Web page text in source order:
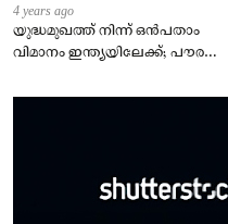
4 years ago
യുദ്ധമുഖത്ത് നിന്ന് ഒൻപതാം
വിമാനം ഇന്ത്യയിലേക്ക്; പൗരന്മാർ
– കേന്ദ്രം